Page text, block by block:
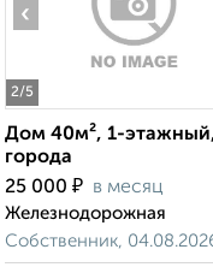
2/5
‹
Дом 40м², 1-
города
25 000 ₽ в месяц
Железнодорожная
Собственник,